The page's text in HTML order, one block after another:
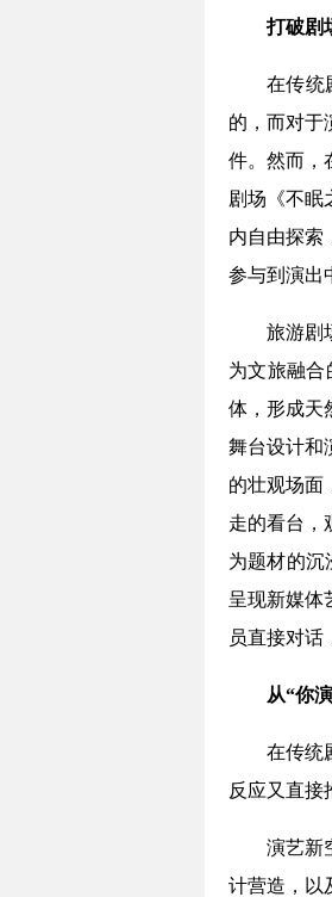
打破剧
在传统
的，而对于
件。然而，
剧场《不眠
内自由探索
参与到演出
旅游剧
为文旅融合
体，形成天
舞台设计和
的壮观场面
走的看台，
为题材的沉
呈现新媒体
员直接对话
从“你
在传统
反应又直接
演艺新
计营造，以